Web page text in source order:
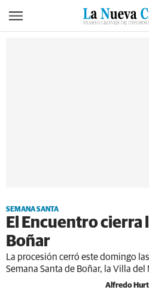
SEMANA SANTA
El Encuentro cierra
Boñar
La procesión cerró este domingo
Semana Santa de Boñar, la Villa del
Alfredo